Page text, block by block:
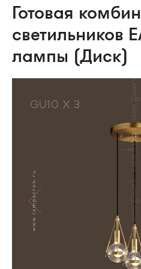
Готовая
светильников
лампы (Диск)